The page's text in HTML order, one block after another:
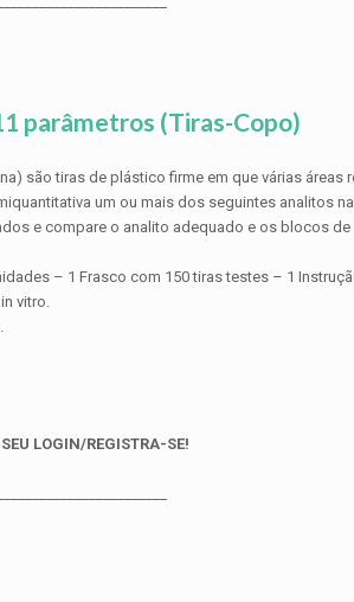
parâmetros (Tiras-Copo)
são tiras de plástico firme em que várias áreas
um ou mais dos seguintes analitos
e compare o analito adequado e os blocos
– 1 Frasco com 150 tiras testes – 1
vitro.
LOGIN/REGISTRA-SE!